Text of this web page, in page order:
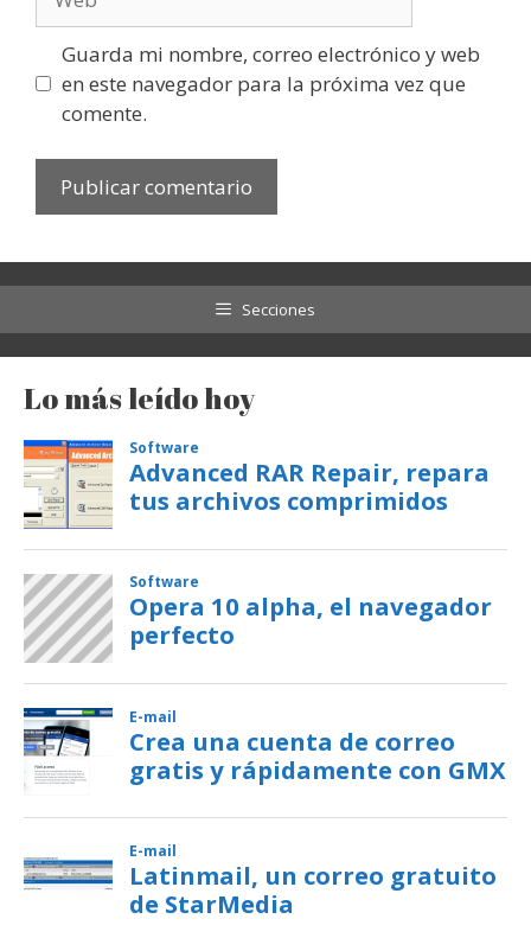
Guarda mi nombre, correo electrónico y web
en este navegador para la próxima vez que
comente.
Secciones
Lo más leído hoy